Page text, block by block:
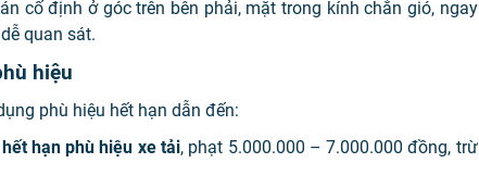
cố định ở góc trên bên phải, mặt trong kính chắn gió, ngay
quan sát.
hiệu
phù hiệu hết hạn dẫn đến:
hạn phù hiệu xe tải, phạt 5.000.000 – 7.000.000 đồng, trừ